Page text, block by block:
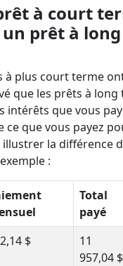
à court
prêt à
à plus court terme
que les prêts à long
intérêts que vous
ce que vous payez
la différence
:
Total
payé
$
11
957,04 $